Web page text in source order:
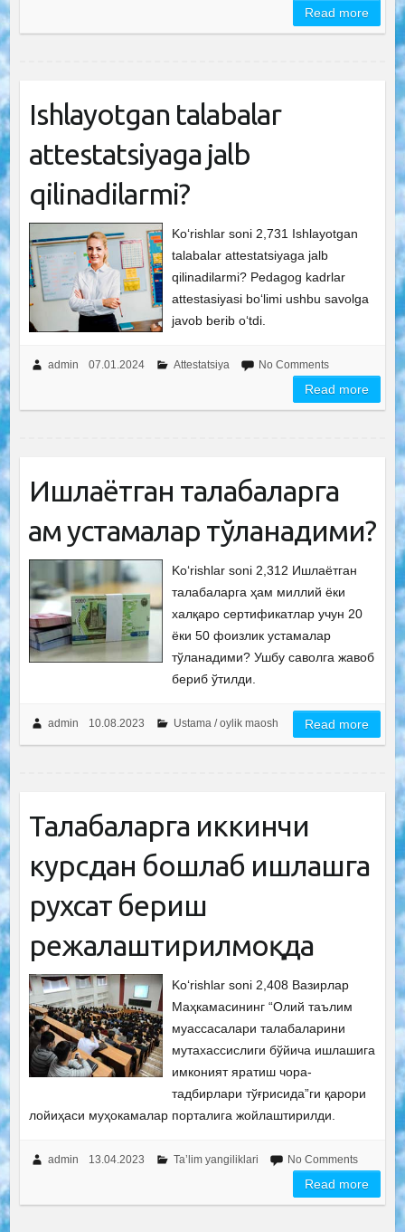
Read more
Ishlayotgan talabalar
attestatsiyaga jalb
qilinadilarmi?
Ko‘rishlar soni 2,731 Ishlayotgan
talabalar attestatsiyaga jalb
qilinadilarmi? Pedagog kadrlar
attestasiyasi bo‘limi ushbu savolga
javob berib o‘tdi.
admin 07.01.2024 Attestatsiya No Comments
Read more
Ишлаётган талабаларга
ҳам устамалар тўланадими?
Ko‘rishlar soni 2,312 Ишлаётган
талабаларга ҳам миллий ёки
халқаро cертификатлар учун 20
ёки 50 фоизлик устамалар
тўланадими? Ушбу саволга жавоб
бериб ўтилди.
admin 10.08.2023 Ustama / oylik maosh Read more
Талабаларга иккинчи
курсдан бошлаб ишлашга
рухсат бериш
режалаштирилмоқда
Ko‘rishlar soni 2,408 Вазирлар
Маҳкамасининг “Олий таълим
муассасалари талабаларини
мутахассислиги бўйича ишлашига
имконият яратиш чора-
тадбирлари тўғрисида”ги қарори
лойиҳаси муҳокамалар порталига жойлаштирилди.
admin 13.04.2023 Ta’lim yangiliklari No Comments
Read more